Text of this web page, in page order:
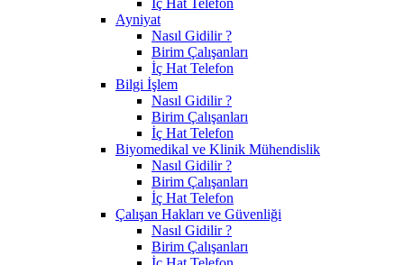
Ayniyat
Nasıl Gidilir ?
Birim Çalışanları
İç Hat Telefon
Bilgi İşlem
Nasıl Gidilir ?
Birim Çalışanları
İç Hat Telefon
Biyomedikal ve Klinik Mühendislik
Nasıl Gidilir ?
Birim Çalışanları
İç Hat Telefon
Çalışan Hakları ve Güvenliği
Nasıl Gidilir ?
Birim Çalışanları